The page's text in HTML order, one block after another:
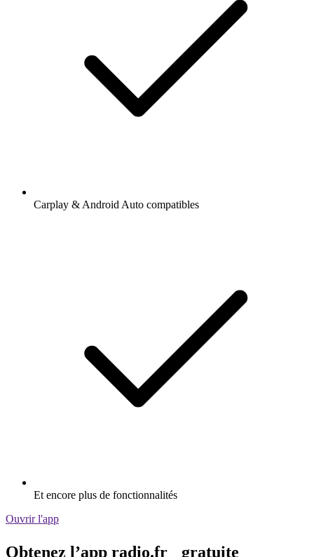
Carplay & Android Auto compatibles
Et encore plus de fonctionnalités
Ouvrir l'app
Obtenez l’app radio.fr gratuite